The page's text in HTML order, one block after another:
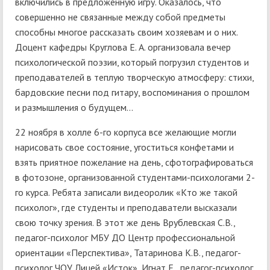
совершенно не связанные между собой предметы
способны многое рассказать своим хозяевам и о них.
Доцент кафедры Круглова Е. А. организовала вечер
психологической поэзии, который погрузил студентов и
преподавателей в теплую творческую атмосферу: стихи,
бардовские песни под гитару, воспоминания о прошлом
и размышления о будущем...
22 ноября в холле 6-го корпуса все желающие могли
нарисовать свое состояние, угоститься конфетами и
взять приятное пожелание на день, сфотографироваться
в фотозоне, организованной студентами-психологами 2-
го курса. Ребята записали видеоролик «Кто же такой
психолог», где студенты и преподаватели высказали
свою точку зрения. В этот же день Врублевская С.В.,
педагог-психолог МБУ ДО Центр профессиональной
ориентации «Перспектива», Татаринова К.В., педагог-